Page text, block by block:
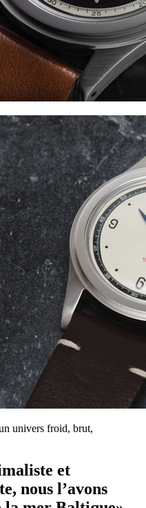
univers froid, brut,
et
nous l’avons